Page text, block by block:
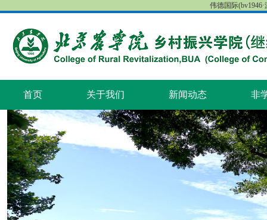
伟德国际
首页 关于我们 新闻动态 非